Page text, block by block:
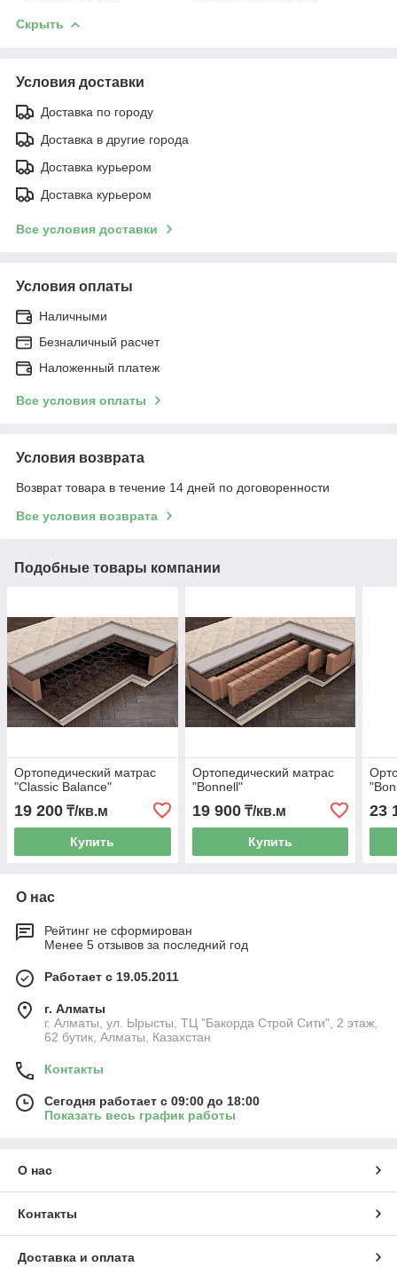
Скрыть
Условия доставки
Доставка по городу
Доставка в другие города
Доставка курьером
Доставка курьером
Все условия доставки
Условия оплаты
Наличными
Безналичный расчет
Наложенный платеж
Все условия оплаты
Условия возврата
Возврат товара в течение 14 дней по договоренности
Все условия возврата
Подобные товары компании
Ортопедический матрас
"Classic Balance"
19 200 ₸/кв.м
Купить
Ортопедический матрас
"Bonnell"
19 900₸/кв.м
Купить
23
О нас
Рейтинг не сформирован
Менее 5 отзывов за последний год
Работает с 19.05.2011
г. Алматы
г. Алматы, ул. Ырысты, ТЦ "Бакорда Строй Сити", 2 этаж,
62 бутик, Алматы, Казахстан
Контакты
Сегодня работает с 09:00 до 18:00
Показать весь график работы
О нас
Контакты
Доставка и оплата